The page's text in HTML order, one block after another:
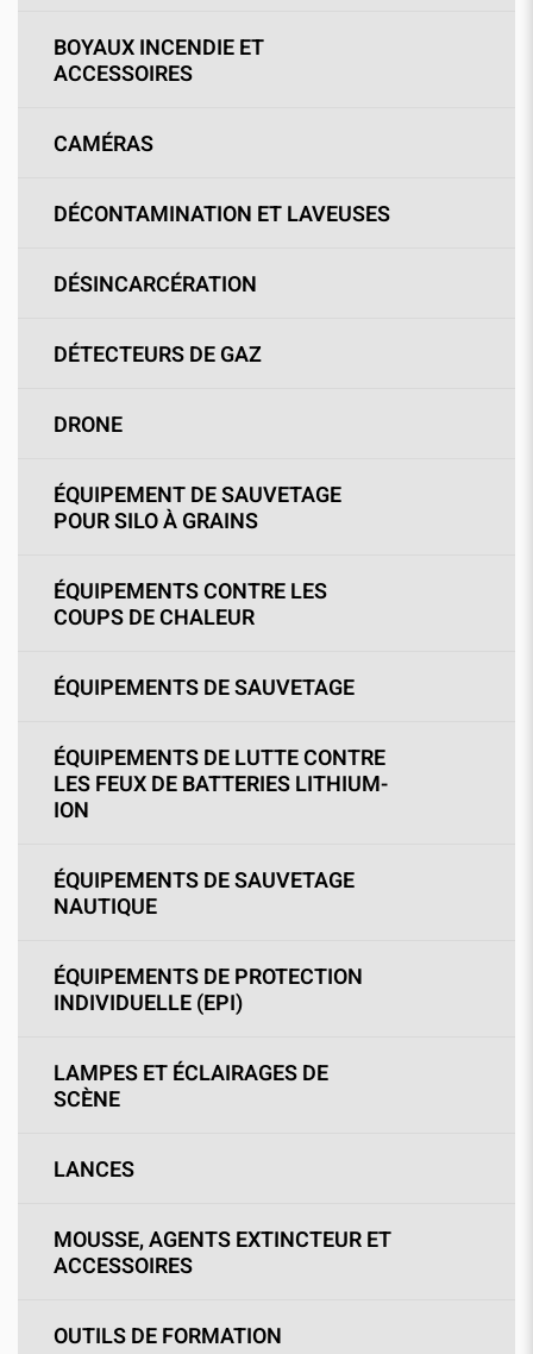
BOYAUX INCENDIE ET
ACCESSOIRES
CAMÉRAS
DÉCONTAMINATION ET LAVEUSES
DÉSINCARCÉRATION
DÉTECTEURS DE GAZ
DRONE
ÉQUIPEMENT DE SAUVETAGE
POUR SILO À GRAINS
ÉQUIPEMENTS CONTRE LES
COUPS DE CHALEUR
ÉQUIPEMENTS DE SAUVETAGE
ÉQUIPEMENTS DE LUTTE CONTRE
LES FEUX DE BATTERIES LITHIUM-
ION
ÉQUIPEMENTS DE SAUVETAGE
NAUTIQUE
ÉQUIPEMENTS DE PROTECTION
INDIVIDUELLE (EPI)
LAMPES ET ÉCLAIRAGES DE
SCÈNE
LANCES
MOUSSE, AGENTS EXTINCTEUR ET
ACCESSOIRES
OUTILS DE FORMATION